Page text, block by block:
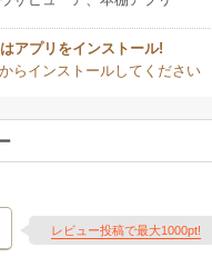
アプリをインストール!
からインストールしてください
レビュー投稿で最大1000pt!